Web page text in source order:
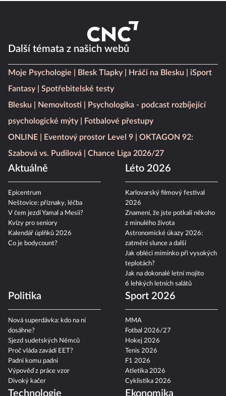
Další témata z našich webů
Moje Psychologie Blesk Tlapky Hráči na Blesku
iSport
Fantasy
Spotřebitelské testy
Blesku
Nemovitosti
Psychologika - podcast rozbíjející
psychologické mýty
Fotbalové přestupy
ONLINE
Eventový prostor Level 9
OKTAGON 92:
Szabová vs. Pudilová
Chance Liga 2026/27
Aktuálně
Epicentrum
Neštovice: příznaky, léčba
V čem jezdí Yamal a Mesii?
Kvízy pro seniory
Kalendář úplňků 2026
Co je bodycount?
Léto 2026
Karlovarský filmový festival
2026
Znamení, že jste potkali někoho
z minulého života
Astronomické úkazy 2026:
zatmění slunce a další
Jak obléci miminko při vysokých
teplotách?
Jak na dokonalé letní mojito
6 lehkých letních salátů
Politika
Nová superdávka: kdo na ní
dosáhne?
Sjezd sudetských Němců
Proč vláda zavádí EET?
Padni komu padni
Výpověď z práce vzor
Divoký kačer
Sport 2026
MMA
Fotbal 2026/27
Hokej 2026
Tenis 2026
F1 2026
Atletika 2026
Cyklistika 2026
Technologie Ekonomika